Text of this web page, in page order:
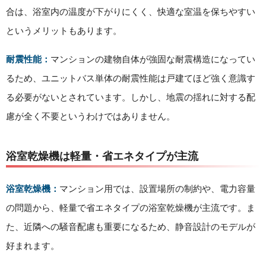
合は、浴室内の温度が下がりにくく、快適な室温を保ちやすい
というメリットもあります。
耐震性能： マンションの建物自体が強固な耐震構造になってい
るため、ユニットバス単体の耐震性能は戸建てほど強く意識す
る必要がないとされています。しかし、地震の揺れに対する配
慮が全く不要というわけではありません。
浴室乾燥機は軽量・省エネタイプが主流
浴室乾燥機： マンション用では、設置場所の制約や、電力容量
の問題から、軽量で省エネタイプの浴室乾燥機が主流です。ま
た、近隣への騒音配慮も重要になるため、静音設計のモデルが
好まれます。